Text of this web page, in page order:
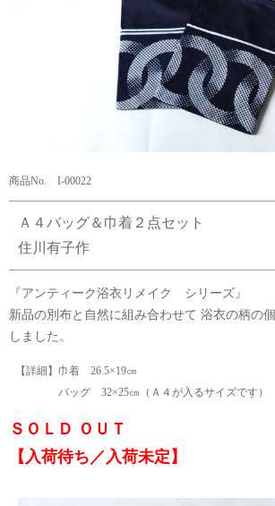
商品No. I-00022
Ａ４バッグ＆巾着２点セット
住川有子作
『アンティーク浴衣リメイク シリーズ』
新品の別布と自然に組み合わせて 浴衣の柄の
しました。
【詳細】巾着 26.5×19㎝
バッグ 32×25㎝（Ａ４が入るサイズです）
ＳＯＬＤ ＯＵＴ
【入荷待ち／入荷未定】